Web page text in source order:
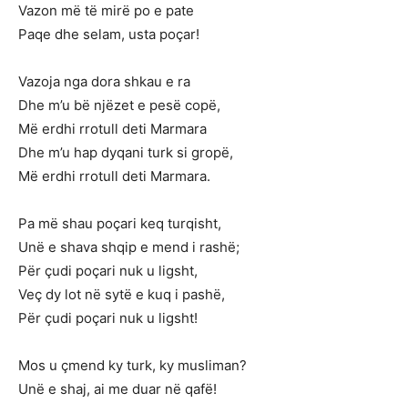
Vazon më të mirë po e pate
Paqe dhe selam, usta poçar!
Vazoja nga dora shkau e ra
Dhe m’u bë njëzet e pesë copë,
Më erdhi rrotull deti Marmara
Dhe m’u hap dyqani turk si gropë,
Më erdhi rrotull deti Marmara.
Pa më shau poçari keq turqisht,
Unë e shava shqip e mend i rashë;
Për çudi poçari nuk u ligsht,
Veç dy lot në sytë e kuq i pashë,
Për çudi poçari nuk u ligsht!
Mos u çmend ky turk, ky musliman?
Unë e shaj, ai me duar në qafë!